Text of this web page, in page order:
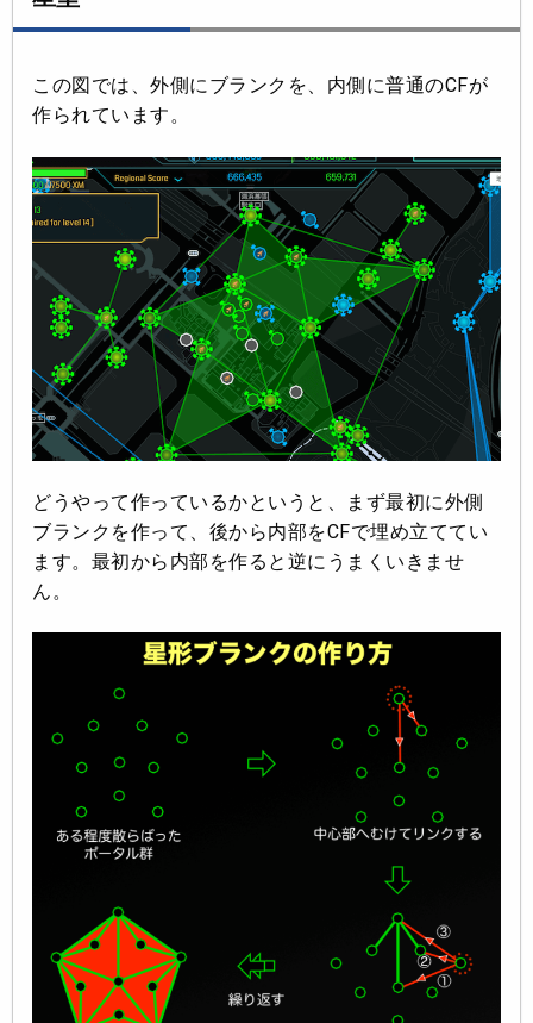
この図では、外側にブランクを、内側に普通のCFが
作られています。
どうやって作っているかというと、まず最初に外側
ブランクを作って、後から内部をCFで埋め立ててい
ます。最初から内部を作ると逆にうまくいきませ
ん。